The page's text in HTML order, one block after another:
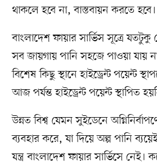
থাকলে হবে না, বাস্তবায়ন করতে হবে।
বাংলাদেশ ফায়ার সার্ভিস সূত্রে যতটুকু
সব জায়গায় পানি সহজে পাওয়া যায়
বিশেষ কিছু স্থানে হাইড্রেন্ট পয়েন্ট
আজ পর্যন্ত হাইড্রেন্ট পয়েন্ট স্থাপিত
উন্নত বিশ্ব যেমন সুইডেনে
ব্যবহার করে, যা দিয়ে অল্প পানি
যন্ত্র বাংলাদেশ ফায়ার সার্ভিসে